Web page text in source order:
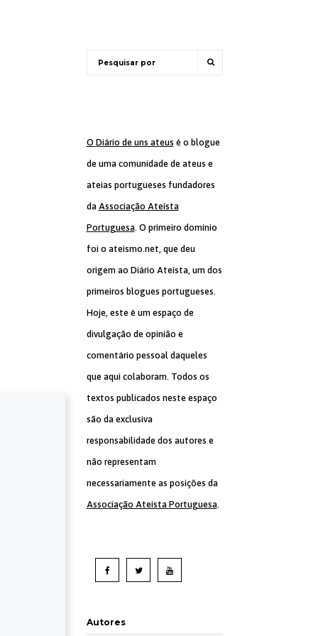
O Diário de uns ateus é o blogue
de uma comunidade de ateus e
ateias portugueses fundadores
da Associação Ateísta
Portuguesa. O primeiro domínio
foi o ateismo.net, que deu
origem ao Diário Ateísta, um dos
primeiros blogues portugueses.
Hoje, este é um espaço de
divulgação de opinião e
comentário pessoal daqueles
que aqui colaboram. Todos os
textos publicados neste espaço
são da exclusiva
responsabilidade dos autores e
não representam
necessariamente as posições da
Associação Ateísta Portuguesa.
Autores